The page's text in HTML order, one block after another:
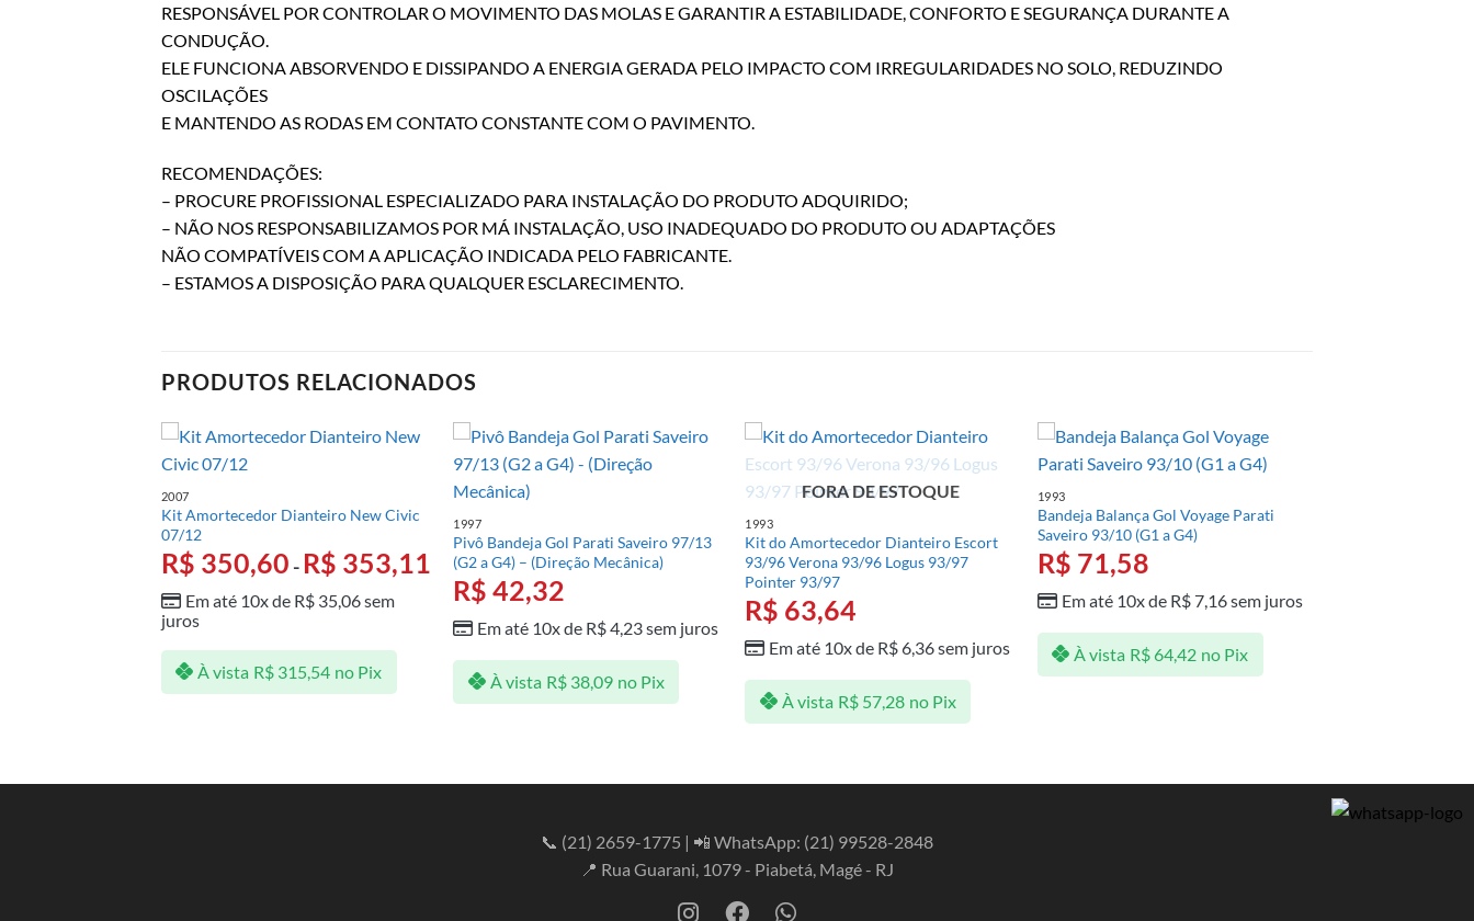
RESPONSÁVEL POR CONTROLAR O MOVIMENTO DAS MOLAS E GARANTIR A ESTABILIDADE, CONFORTO E SEGURANÇA DURANTE A
CONDUÇÃO.
ELE FUNCIONA ABSORVENDO E DISSIPANDO A ENERGIA GERADA PELO IMPACTO COM IRREGULARIDADES NO SOLO, REDUZINDO
OSCILAÇÕES
E MANTENDO AS RODAS EM CONTATO CONSTANTE COM O PAVIMENTO.
RECOMENDAÇÕES:
– PROCURE PROFISSIONAL ESPECIALIZADO PARA INSTALAÇÃO DO PRODUTO ADQUIRIDO;
– NÃO NOS RESPONSABILIZAMOS POR MÁ INSTALAÇÃO, USO INADEQUADO DO PRODUTO OU ADAPTAÇÕES
NÃO COMPATÍVEIS COM A APLICAÇÃO INDICADA PELO FABRICANTE.
– ESTAMOS A DISPOSIÇÃO PARA QUALQUER ESCLARECIMENTO.
PRODUTOS RELACIONADOS
2007
Kit Amortecedor Dianteiro New Civic
07/12
R$ 350,60 - R$ 353,11
Em até 10x de R$35,06sem
juros
À vista R$ 315,54 no Pix
1997
Pivô Bandeja Gol Parati Saveiro 97/13
(G2 a G4) – (Direção Mecânica)
R$ 42,32
Em até 10x de R$4,23sem juros
À vista R$38,09 no Pix
FORA DE ESTOQUE
1993
Kit do Amortecedor Dianteiro Escort
93/96 Verona 93/96 Logus 93/97
Pointer 93/97
R$ 63,64
Em até 10x de R$ 6,36sem juros
À vista R$57,28 no Pix
1993
Bandeja Balança Gol Voyage Parati
Saveiro 93/10 (G1 a G4)
R$ 71,58
Em até 10x de R$7,16sem juros
À vista R$ 64,42 no Pix
📞 (21) 2659-1775 | 📲 WhatsApp: (21) 99528-2848
📍 Rua Guarani, 1079 - Piabetá, Magé - RJ